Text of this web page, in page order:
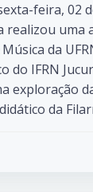
feira, 02
realizou uma
Música da
do IFRN
exploração
da